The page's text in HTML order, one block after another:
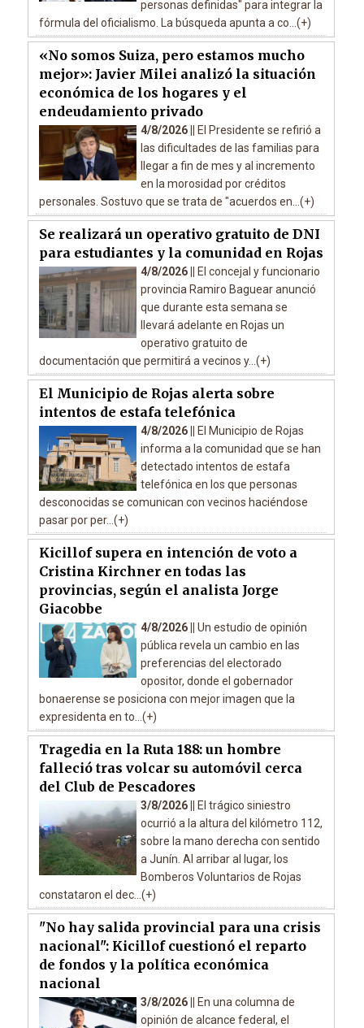
personas definidas" para integrar la
fórmula del oficialismo. La búsqueda apunta a co...(+)
«No somos Suiza, pero estamos mucho
mejor»: Javier Milei analizó la situación
económica de los hogares y el
endeudamiento privado
4/8/2026 ||
El Presidente se refirió a
las dificultades de las familias para
llegar a fin de mes y al incremento
en la morosidad por créditos
personales. Sostuvo que se trata de "acuerdos en...(+)
Se realizará un operativo gratuito de DNI
para estudiantes y la comunidad en Rojas
4/8/2026 ||
El concejal y funcionario
provincia Ramiro Baguear anunció
que durante esta semana se
llevará adelante en Rojas un
operativo gratuito de
documentación que permitirá a vecinos y...(+)
El Municipio de Rojas alerta sobre
intentos de estafa telefónica
4/8/2026 ||
El Municipio de Rojas
informa a la comunidad que se han
detectado intentos de estafa
telefónica en los que personas
desconocidas se comunican con vecinos haciéndose
pasar por per...(+)
Kicillof supera en intención de voto a
Cristina Kirchner en todas las
provincias, según el analista Jorge
Giacobbe
4/8/2026 || Un estudio de opinión
pública revela un cambio en las
preferencias del electorado
opositor, donde el gobernador
bonaerense se posiciona con mejor imagen que la
expresidenta en to...(+)
Tragedia en la Ruta 188: un hombre
falleció tras volcar su automóvil cerca
del Club de Pescadores
3/8/2026 ||
El trágico siniestro
ocurrió a la altura del kilómetro 112,
sobre la mano derecha con sentido
a Junín. Al arribar al lugar, los
Bomberos Voluntarios de Rojas
constataron el dec...(+)
"No hay salida provincial para una crisis
nacional": Kicillof cuestionó el reparto
de fondos y la política económica
nacional
3/8/2026 ||
En una columna de
opinión de alcance federal, el